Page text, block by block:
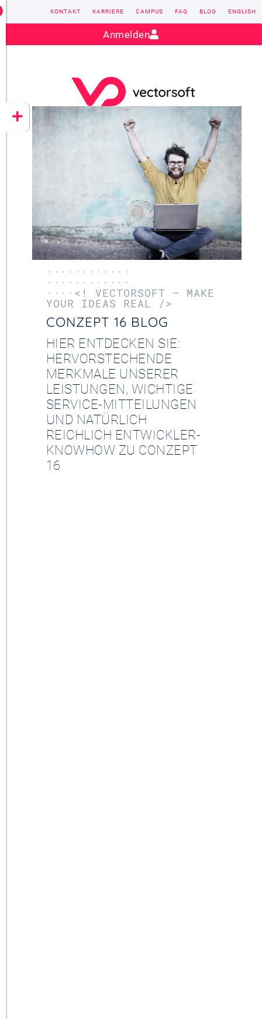
CONZEPT 16
YEET
Kontakt:sales@vectorsoft.de
KONTAKT KARRIERE CAMPUS FAQ BLOG ENGLISH
Anmelden
············
············
····<! VECTORSOFT – MAKE
YOUR IDEAS REAL />
CONZEPT 16 BLOG
HIER ENTDECKEN SIE:
HERVORSTECHENDE
MERKMALE UNSERER
LEISTUNGEN, WICHTIGE
SERVICE-MITTEILUNGEN
UND NATÜRLICH
REICHLICH ENTWICKLER-
KNOWHOW ZU CONZEPT
16